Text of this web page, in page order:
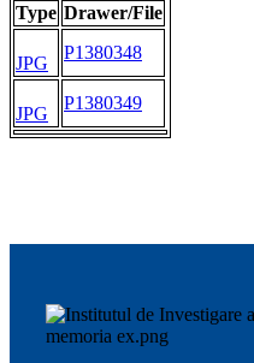
Type Drawer/File
JPG
P1380348
JPG
P1380349